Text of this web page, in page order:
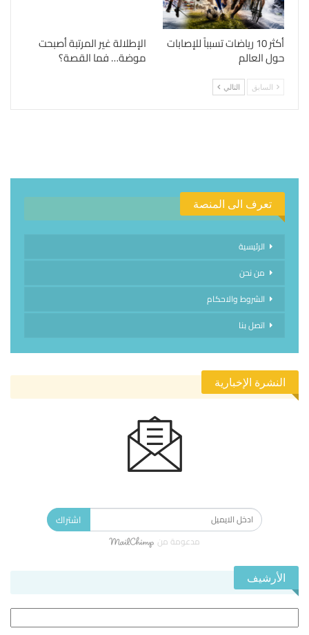
أكثر 10 رياضات تسبباً للإصابات
حول العالم
الإطلالة غير المرتبة أصبحت
موضة… فما القصة؟
السابق التالي
تعرف الى المنصة
الرئيسية
من نحن
الشروط والاحكام
اتصل بنا
النشرة الإخبارية
اشتراك
مدعومة من
الأرشيف